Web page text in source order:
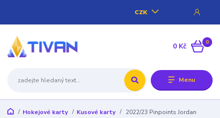
Menu
CZK
0
0 Kč
Hokejové karty Kusové karty
2022/23 Pinpoints Jordan